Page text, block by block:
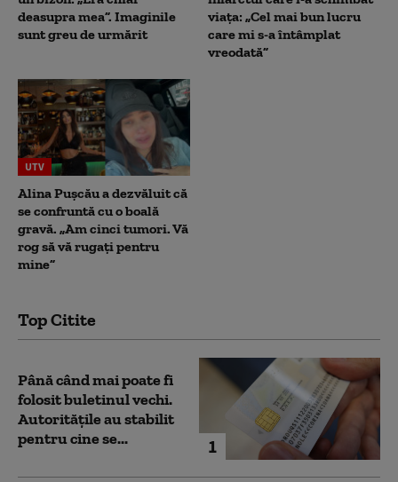
deasupra mea”. Imaginile
sunt greu de urmărit
viața: „Cel mai bun lucru
care mi s-a întâmplat
vreodată”
UTV
Alina Pușcău a dezvăluit că
se confruntă cu o boală
gravă. „Am cinci tumori. Vă
rog să vă rugați pentru
mine”
Top Citite
1
Până când mai poate fi
folosit buletinul vechi.
Autoritățile au stabilit
pentru cine se...